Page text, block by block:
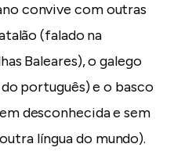
convive com outras
(falado na
Baleares), o galego
português) e o basco
desconhecida e sem
língua do mundo).